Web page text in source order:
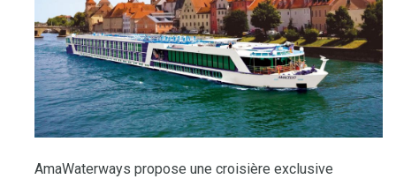
AmaWaterways propose une croisière exclusive